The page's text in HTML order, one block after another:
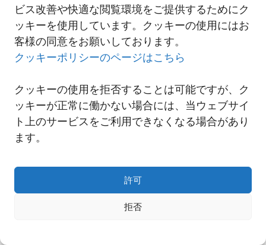
ビス改善や快適な閲覧環境をご提供するためにク
ッキーを使用しています。クッキーの使用にはお
客様の同意をお願いしております。
クッキーポリシーのページはこちら
クッキーの使用を拒否することは可能ですが、ク
ッキーが正常に働かない場合には、当ウェブサイ
ト上のサービスをご利用できなくなる場合があり
ます。
許可
拒否
一覧へ
Copyright© NNR GLOBAL LOGISTICS A Div.of Nishi-Nippon Railroad Co.,Ltd.